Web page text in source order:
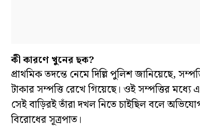
কী কারণে খুনের ছক?
প্রাথমিক তদন্তে নেমে দিল্লি পুলিশ জানিয়েছে,
টাকার সম্পত্তি রেখে গিয়েছে। ওই সম্পত্তির
সেই বাড়িরই তাঁরা দখল নিতে চাইছিল বলে
বিরোধের সূত্রপাত।